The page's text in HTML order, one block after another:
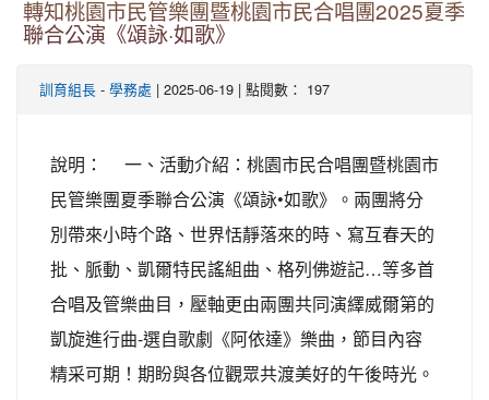
轉知桃園市民管樂團暨桃園市民合唱團2025夏季
聯合公演《頌詠·如歌》
訓育組長 - 學務處 | 2025-06-19 | 點閱數： 197
說明： 一、活動介紹：桃園市民合唱團暨桃園市
民管樂團夏季聯合公演《頌詠•如歌》。兩團將分
別帶來小時个路、世界恬靜落來的時、寫互春天的
批、脈動、凱爾特民謠組曲、格列佛遊記…等多首
合唱及管樂曲目，壓軸更由兩團共同演繹威爾第的
凱旋進行曲-選自歌劇《阿依達》樂曲，節目內容
精采可期！期盼與各位觀眾共渡美好的午後時光。